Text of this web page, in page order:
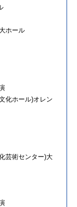
ホール
化ホール)オレン
芸術センター)大